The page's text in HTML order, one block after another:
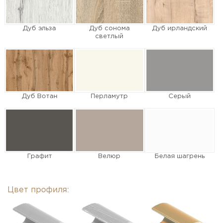
Дуб эльза
Дуб сонома
светлый
Дуб ирландский
Дуб Вотан Перламутр Серый
Графит Велюр Белая шагрень
Цвет профиля: